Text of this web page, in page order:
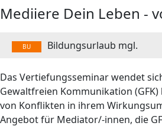
Mediiere Dein Leben -
BU Bildungsurlaub mgl.
Das Vertiefungsseminar wendet
Gewaltfreien Kommunikation
von Konflikten in ihrem
Angebot für Mediator/-innen, die